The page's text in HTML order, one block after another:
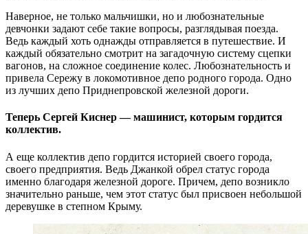
Наверное, не только мальчишки, но и любознательные
девчонки задают себе такие вопросы, разглядывая поезда.
Ведь каждый хоть однажды отправляется в путешествие. И
каждый обязательно смотрит на загадочную систему сцепки
вагонов, на сложное соединение колес. Любознательность и
привела Сережу в локомотивное депо родного города. Одно
из лучших депо Приднепровской железной дороги.
Теперь Сергей Киснер — машинист, которым гордится
коллектив.
А еще коллектив депо гордится историей своего города,
своего предприятия. Ведь Джанкой обрел статус города
именно благодаря железной дороге. Причем, депо возникло
значительно раньше, чем этот статус был присвоен небольшой
деревушке в степном Крыму.